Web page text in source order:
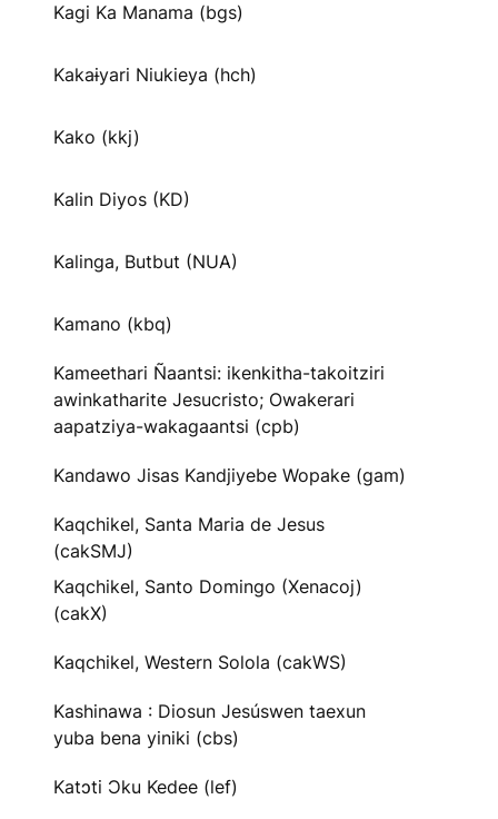
Kagi Ka Manama (bgs)
Kakaɨyari Niukieya (hch)
Kako (kkj)
Kalin Diyos (KD)
Kalinga, Butbut (NUA)
Kamano (kbq)
Kameethari Ñaantsi: ikenkitha-takoitziri
awinkatharite Jesucristo; Owakerari
aapatziya-wakagaantsi (cpb)
Kandawo Jisas Kandjiyebe Wopake (gam)
Kaqchikel, Santa Maria de Jesus
(cakSMJ)
Kaqchikel, Santo Domingo (Xenacoj)
(cakX)
Kaqchikel, Western Solola (cakWS)
Kashinawa : Diosun Jesúswen taexun
yuba bena yiniki (cbs)
Katɔti Ɔku Kedee (lef)